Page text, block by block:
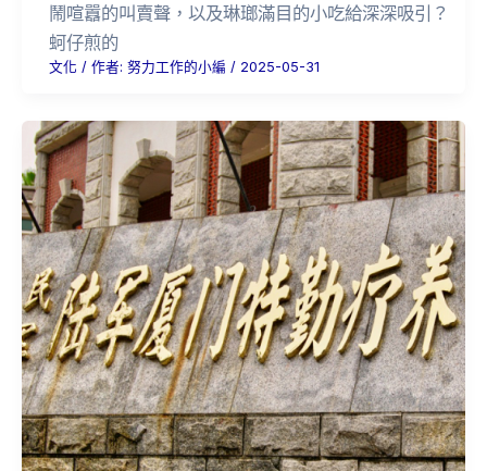
鬧喧囂的叫賣聲，以及琳瑯滿目的小吃給深深吸引？
蚵仔煎的
文化 / 作者: 努力工作的小編 / 2025-05-31